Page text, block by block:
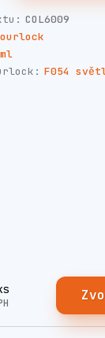
COL6009
F054